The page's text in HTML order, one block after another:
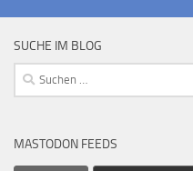
SUCHE IM BLOG
Suchen
nach:
MASTODON FEEDS